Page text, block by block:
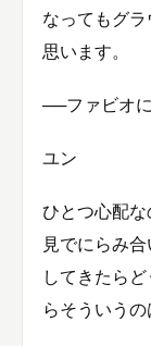
なってもグ
思います。
──ファビオ
ユン
ひとつ心配
見でにらみ
してきたら
らそういうの